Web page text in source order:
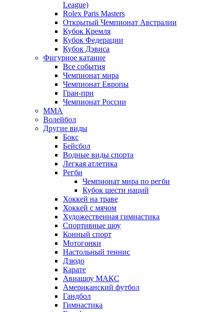
League)
Rolex Paris Masters
Открытый Чемпионат Австралии
Кубок Кремля
Кубок Федерации
Кубок Дэвиса
Фигурное катание
Все события
Чемпионат мира
Чемпионат Европы
Гран-при
Чемпионат России
MMA
Волейбол
Другие виды
Бокс
Бейсбол
Водные виды спорта
Легкая атлетика
Регби
Чемпионат мира по регби
Кубок шести наций
Хоккей на траве
Хоккей с мячом
Художественная гимнастика
Спортивные шоу
Конный спорт
Мотогонки
Настольный теннис
Дзюдо
Карате
Авиашоу МАКС
Американский футбол
Гандбол
Гимнастика